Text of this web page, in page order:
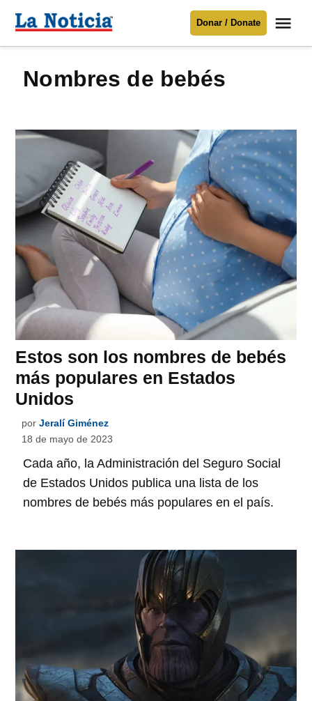
Para mantenerte informado necesitamos
contenido
Noticia
Donar / Donate
nombres de bebés
Estos son los nombres de bebés
más populares en Estados
Unidos
por Jeralí Giménez
18 de mayo de 2023
Cada año, la Administración del Seguro Social
de Estados Unidos publica una lista de los
nombres de bebés más populares en el país.